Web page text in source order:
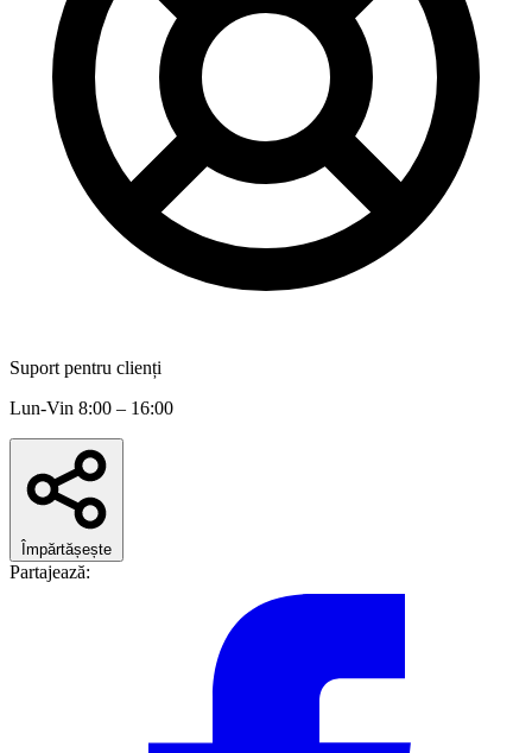
Suport pentru clienți
Lun-Vin 8:00 – 16:00
Împărtășește
Partajează: